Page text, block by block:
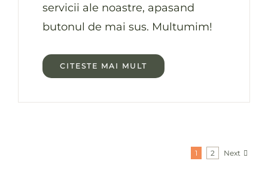
servicii ale noastre, apasand
butonul de mai sus. Multumim!
CITESTE MAI MULT
1 2 Next